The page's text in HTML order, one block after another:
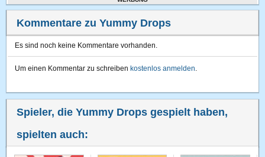
Kommentare zu Yummy Drops
Es sind noch keine Kommentare vorhanden.
Um einen Kommentar zu schreiben kostenlos anmelden.
Spieler, die Yummy Drops gespielt haben,
spielten auch: